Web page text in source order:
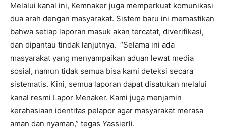
Melalui kanal ini, Kemnaker juga memperkuat komunikasi
dua arah dengan masyarakat. Sistem baru ini memastikan
bahwa setiap laporan masuk akan tercatat, diverifikasi,
dan dipantau tindak lanjutnya. “Selama ini ada
masyarakat yang menyampaikan aduan lewat media
sosial, namun tidak semua bisa kami deteksi secara
sistematis. Kini, semua laporan dapat disatukan melalui
kanal resmi Lapor Menaker. Kami juga menjamin
kerahasiaan identitas pelapor agar masyarakat merasa
aman dan nyaman,” tegas Yassierli.